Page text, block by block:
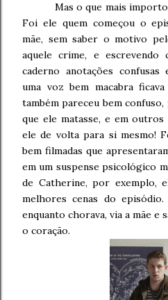
Mas o que mais
Foi ele quem começou o
mãe, sem saber o motivo
aquele crime, e escrevendo
caderno anotações confusas
uma voz bem macabra
também pareceu bem
que ele matasse, e em
ele de volta para si mesmo!
bem filmadas que
em um suspense psicológico
de Catherine, por exemplo,
melhores cenas do episódio.
enquanto chorava, via a mãe
o coração.